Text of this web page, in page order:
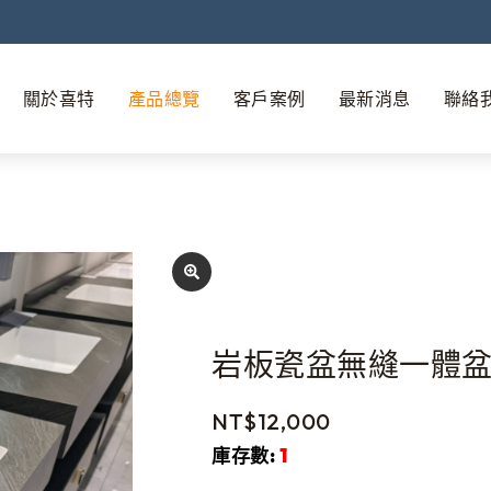
關於喜特 產品總覽 客戶案例 最新消息 聯絡
岩板瓷盆無縫一體盆
NT$12,000
庫存數:1